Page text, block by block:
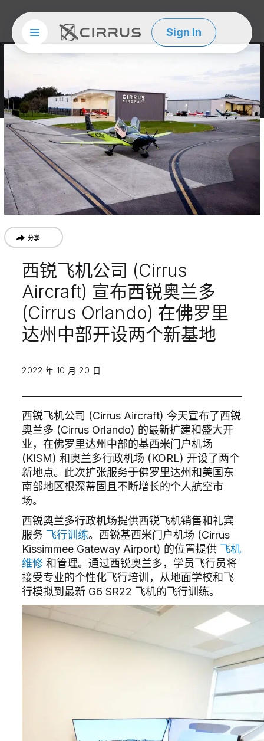
Site menu
西锐
Sign In
分享
西锐飞机公司 (Cirrus
Aircraft) 宣布西锐奥兰多
(Cirrus Orlando) 在佛罗里
达州中部开设两个新基地
2022 年 10 月 20 日
西锐飞机公司 (Cirrus Aircraft) 今天宣布了西锐
奥兰多 (Cirrus Orlando) 的最新扩建和盛大开
业，在佛罗里达州中部的基西米门户机场
(KISM) 和奥兰多行政机场 (KORL) 开设了两个
新地点。此次扩张服务于佛罗里达州和美国东
南部地区根深蒂固且不断增长的个人航空市
场。
西锐奥兰多行政机场提供西锐飞机销售和礼宾
服务 飞行训练。西锐基西米门户机场 (Cirrus
Kissimmee Gateway Airport) 的位置提供 飞机
维修 和管理。通过西锐奥兰多，学员飞行员将
接受专业的个性化飞行培训，从地面学校和飞
行模拟到最新 G6 SR22 飞机的飞行训练。